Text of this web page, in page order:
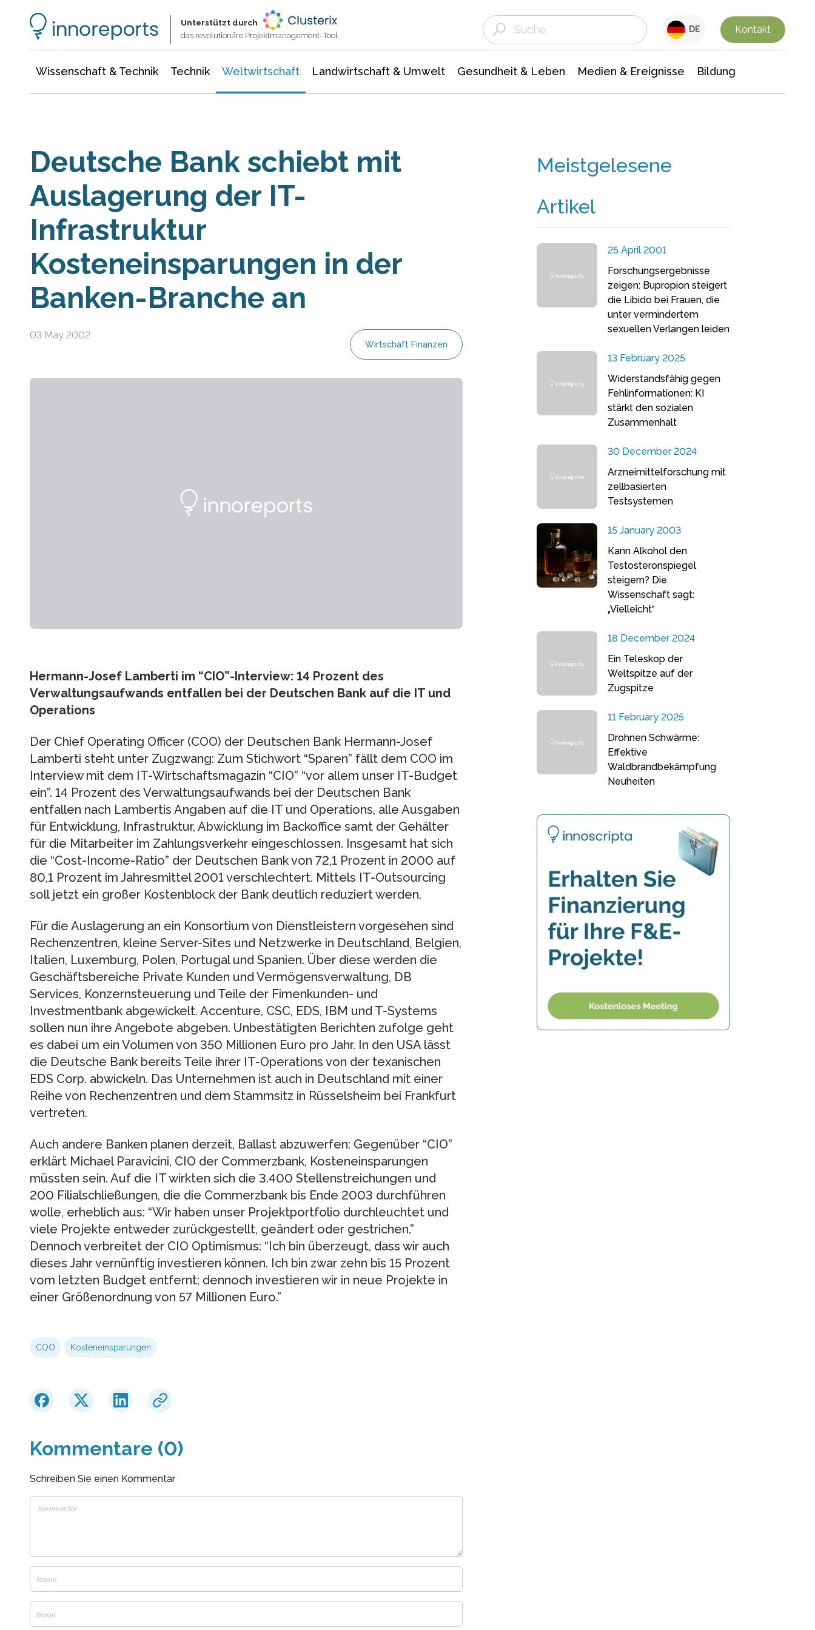
Unterstützt durch
das revolutionäre Projektmanagement-Tool
DE Kontakt
Wissenschaft & Technik Technik Weltwirtschaft Landwirtschaft & Umwelt Gesundheit & Leben Medien & Ereignisse Bildung
Deutsche Bank schiebt mit
Auslagerung der IT-
Infrastruktur
Kosteneinsparungen in der
Banken-Branche an
03 May 2002
Wirtschaft Finanzen
Hermann-Josef Lamberti im “CIO”-Interview: 14 Prozent des
Verwaltungsaufwands entfallen bei der Deutschen Bank auf die IT und
Operations
Der Chief Operating Officer (COO) der Deutschen Bank Hermann-Josef
Lamberti steht unter Zugzwang: Zum Stichwort “Sparen” fällt dem COO im
Interview mit dem IT-Wirtschaftsmagazin “CIO” “vor allem unser IT-Budget
ein”. 14 Prozent des Verwaltungsaufwands bei der Deutschen Bank
entfallen nach Lambertis Angaben auf die IT und Operations, alle Ausgaben
für Entwicklung, Infrastruktur, Abwicklung im Backoffice samt der Gehälter
für die Mitarbeiter im Zahlungsverkehr eingeschlossen. Insgesamt hat sich
die “Cost-Income-Ratio” der Deutschen Bank von 72,1 Prozent in 2000 auf
80,1 Prozent im Jahresmittel 2001 verschlechtert. Mittels IT-Outsourcing
soll jetzt ein großer Kostenblock der Bank deutlich reduziert werden.
Für die Auslagerung an ein Konsortium von Dienstleistern vorgesehen sind
Rechenzentren, kleine Server-Sites und Netzwerke in Deutschland, Belgien,
Italien, Luxemburg, Polen, Portugal und Spanien. Über diese werden die
Geschäftsbereiche Private Kunden und Vermögensverwaltung, DB
Services, Konzernsteuerung und Teile der Fimenkunden- und
Investmentbank abgewickelt. Accenture, CSC, EDS, IBM und T-Systems
sollen nun ihre Angebote abgeben. Unbestätigten Berichten zufolge geht
es dabei um ein Volumen von 350 Millionen Euro pro Jahr. In den USA lässt
die Deutsche Bank bereits Teile ihrer IT-Operations von der texanischen
EDS Corp. abwickeln. Das Unternehmen ist auch in Deutschland mit einer
Reihe von Rechenzentren und dem Stammsitz in Rüsselsheim bei Frankfurt
vertreten.
Auch andere Banken planen derzeit, Ballast abzuwerfen: Gegenüber “CIO”
erklärt Michael Paravicini, CIO der Commerzbank, Kosteneinsparungen
müssten sein. Auf die IT wirkten sich die 3.400 Stellenstreichungen und
200 Filialschließungen, die die Commerzbank bis Ende 2003 durchführen
wolle, erheblich aus: “Wir haben unser Projektportfolio durchleuchtet und
viele Projekte entweder zurückgestellt, geändert oder gestrichen.”
Dennoch verbreitet der CIO Optimismus: “Ich bin überzeugt, dass wir auch
dieses Jahr vernünftig investieren können. Ich bin zwar zehn bis 15 Prozent
vom letzten Budget entfernt; dennoch investieren wir in neue Projekte in
einer Größenordnung von 57 Millionen Euro.”
COO Kosteneinsparungen
Kommentare (0)
Schreiben Sie einen Kommentar
Meistgelesene
Artikel
25 April 2001
Forschungsergebnisse
zeigen: Bupropion steigert
die Libido bei Frauen, die
unter vermindertem
sexuellen Verlangen leiden
13 February 2025
Widerstandsfähig gegen
Fehlinformationen: KI
stärkt den sozialen
Zusammenhalt
30 December 2024
Arzneimittelforschung mit
zellbasierten
Testsystemen
15 January 2003
Kann Alkohol den
Testosteronspiegel
steigern? Die
Wissenschaft sagt:
„Vielleicht“
18 December 2024
Ein Teleskop der
Weltspitze auf der
Zugspitze
11 February 2025
Drohnen Schwärme:
Effektive
Waldbrandbekämpfung
Neuheiten